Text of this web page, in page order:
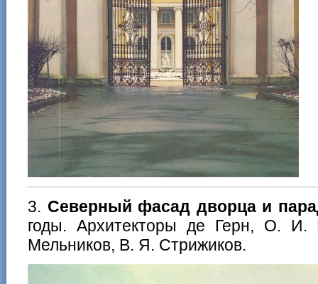
3. Северный фасад дворца и
годы. Архитекторы де Герн, О.
Мельников, В. Я. Стрижиков.